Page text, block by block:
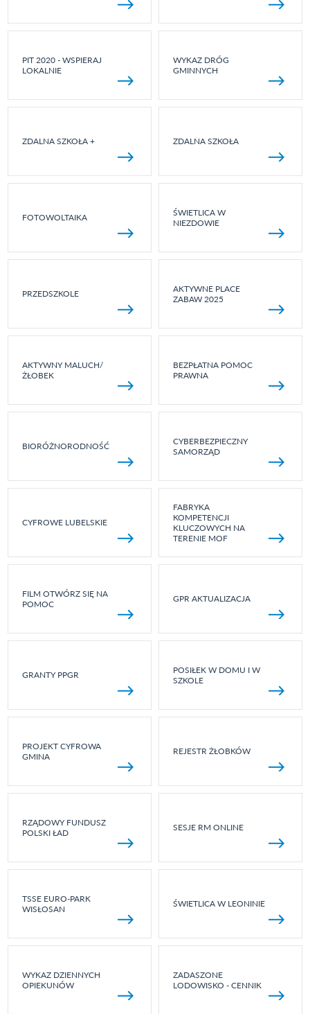
PIT 2020 - WSPIERAJ
LOKALNIE
WYKAZ DRÓG
GMINNYCH
ZDALNA SZKOŁA + ZDALNA SZKOŁA
FOTOWOLTAIKA
ŚWIETLICA W
NIEZDOWIE
PRZEDSZKOLE
AKTYWNE PLACE
ZABAW 2025
AKTYWNY MALUCH/
ŻŁOBEK
BEZPŁATNA POMOC
PRAWNA
BIORÓŻNORODNOŚĆ
CYBERBEZPIECZNY
SAMORZĄD
CYFROWE LUBELSKIE
FABRYKA
KOMPETENCJI
KLUCZOWYCH NA
TERENIE MOF
FILM OTWÓRZ SIĘ NA
POMOC
GPR AKTUALIZACJA
GRANTY PPGR
POSIŁEK W DOMU I W
SZKOLE
PROJEKT CYFROWA
GMINA
REJESTR ŻŁOBKÓW
RZĄDOWY FUNDUSZ
POLSKI ŁAD
SESJE RM ONLINE
TSSE EURO-PARK
WISŁOSAN
ŚWIETLICA W LEONINIE
WYKAZ DZIENNYCH
OPIEKUNÓW
ZADASZONE
LODOWISKO - CENNIK